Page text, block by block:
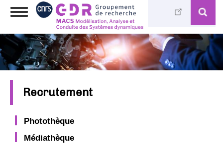
Aller
principal
Toggle
Recrutement
Photothèque
Médiathèque